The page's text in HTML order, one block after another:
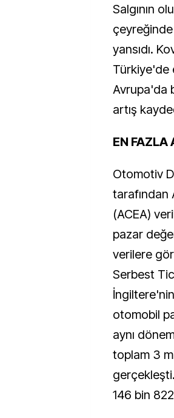
Salgının
çeyreğinde
yansıdı.
Türkiye'de
Avrupa'da
artış
EN FAZLA
Otomotiv
tarafından
(ACEA)
pazar
verilere
Serbest
otomobil
aynı
toplam 3
146 bin